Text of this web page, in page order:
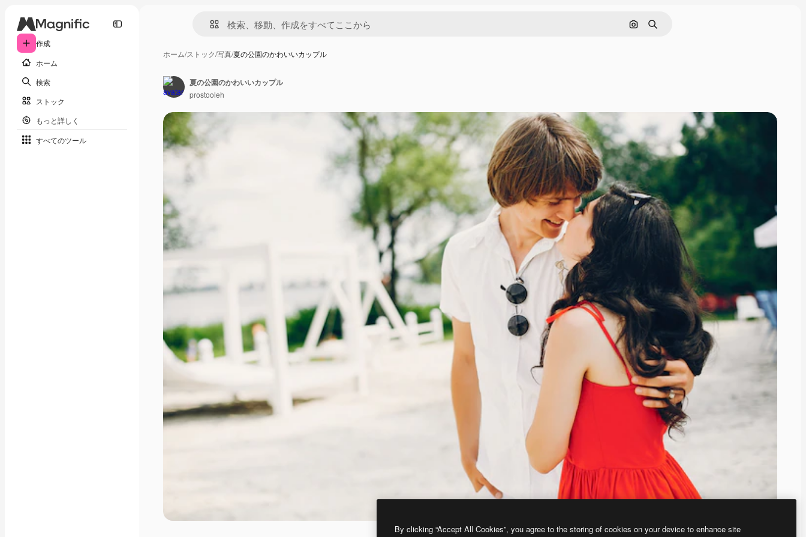
作成
ホーム
検索
ストック
もっと詳しく
すべてのツール
画像で検索
検索
ホーム/ストック/写真/夏の公園のかわいいカップル
夏の公園のかわいいカップル
prostooleh
By clicking “Accept All Cookies”, you agree to the storing of cookies on your device to enhance site